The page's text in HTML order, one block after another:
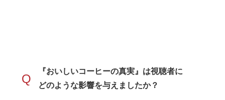
Q
『おいしいコーヒーの真実』は視聴者に
どのような影響を与えましたか？